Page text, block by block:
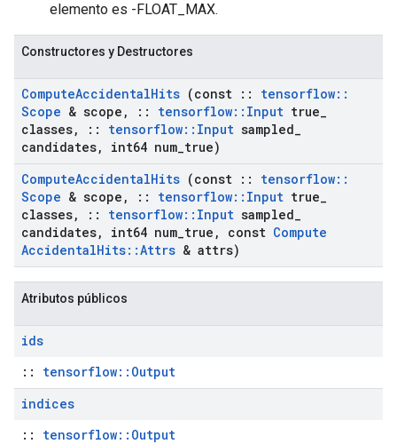
elemento es -FLOAT_MAX.
Constructores y Destructores
ComputeAccidentalHits (const :: tensorflow::
Scope & scope , :: tensorflow:: Input true
classes, :: tensorflow:: Input sampled
candidates, int64 num true)
ComputeAccidentalHits (const :: tensorflow::
Scope & scope , :: tensorflow:: Input true
classes, :: tensorflow:: Input sampled
candidates, int64 num true , const Compute
AccidentalHits::Attrs & attrs)
Atributos públicos
ids
:: tensorflow::Output
indices
:: tensorflow::Output